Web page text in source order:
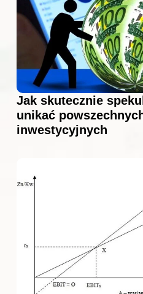
Jak skutecznie
unikać
inwestycyjnych